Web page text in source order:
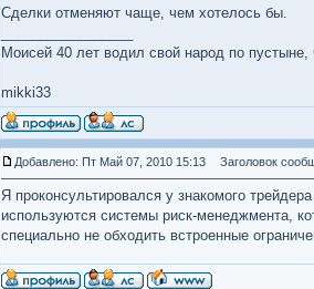
Сделки отменяют чаще, чем хотелось бы.
Моисей 40 лет водил свой народ по
mikki33
Добавлено: Пт Май 07, 2010 15:13 Заголовок
Я проконсультировался у знакомого
используются системы риск-менеджмента,
специально не обходить встроенные